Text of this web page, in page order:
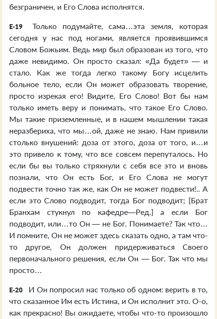
безграничен, и Его Слова исполнятся.
E-19
Только подумайте, сама…эта земля, которая
сегодня у нас под ногами, является проявившимся
Словом Божьим. Ведь мир был образован из того, что
даже невидимо. Он просто сказал: «Да будет» — и
стало. Как же тогда легко такому Богу исцелить
больное тело, если Он может образовать творение,
просто изрекая его! Видите, Его Слово! Вот бы нам
только иметь веру и понимать, что такое Его Слово.
Мы такие приземленные, и в нашем мышлении такая
неразбериха, что мы…ой, даже не знаю. Нам привили
столько внушений: доза от этого, доза от того, и…и
это привело к тому, что все совсем перепуталось. Но
если бы вы только стряхнули с себя все это и вновь
познали, что Он есть Бог, и Его Слова не могут
подвести точно так же, как Он не может подвести!.. А
если это Слово подводит, тогда Бог подводит; [Брат
Бранхам стукнул по кафедре—Ред.] а если Бог
подводит, или…то Он — не Бог. Понимаете? Так что…
И помните, Он не может здесь сказать одно, а там что-
то другое, Он должен придерживаться Своего
первоначального решения, если Он — Бог. Так что мы
просто…
E-20
И Он попросил нас только об одном: верить в то,
что сказанное Им есть Истина, и Он исполнит это. О-о,
как прекрасно! Вы ожидаете, чтобы что-то произошло